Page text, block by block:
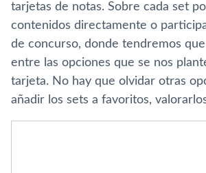
tarjetas de notas. Sobre cada set
contenidos directamente o
de concurso, donde tendremos
entre las opciones que se nos
tarjeta. No hay que olvidar otras
añadir los sets a favoritos,